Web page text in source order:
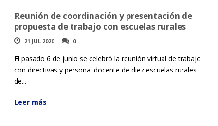
Reunión de coordinación y presentación de
propuesta de trabajo con escuelas rurales
21 JUL 2020 0
El pasado 6 de junio se celebró la reunión virtual de trabajo
con directivas y personal docente de diez escuelas rurales
de...
Leer más